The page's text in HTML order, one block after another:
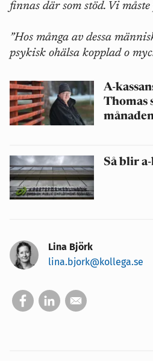
finnas där som stöd. Vi
”Hos många av dessa
psykisk ohälsa kopplad o
A-
Thomas
Så blir
Lina Björk
lina.bjork@kollega.se